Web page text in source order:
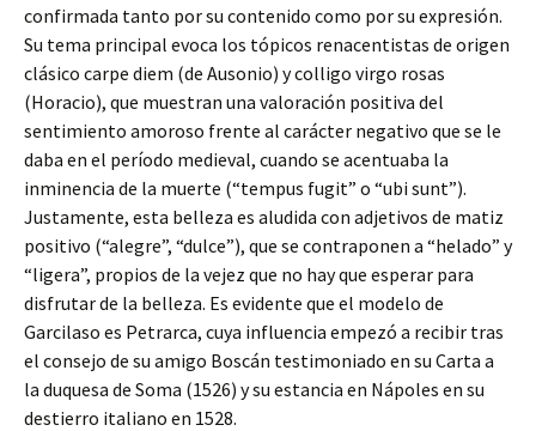
confirmada tanto por su contenido como por su expresión.
Su tema principal evoca los tópicos renacentistas de origen
clásico carpe diem (de Ausonio) y colligo virgo rosas
(Horacio), que muestran una valoración positiva del
sentimiento amoroso frente al carácter negativo que se le
daba en el período medieval, cuando se acentuaba la
inminencia de la muerte (“tempus fugit” o “ubi sunt”).
Justamente, esta belleza es aludida con adjetivos de matiz
positivo (“alegre”, “dulce”), que se contraponen a “helado” y
“ligera”, propios de la vejez que no hay que esperar para
disfrutar de la belleza. Es evidente que el modelo de
Garcilaso es Petrarca, cuya influencia empezó a recibir tras
el consejo de su amigo Boscán testimoniado en su Carta a
la duquesa de Soma (1526) y su estancia en Nápoles en su
destierro italiano en 1528.